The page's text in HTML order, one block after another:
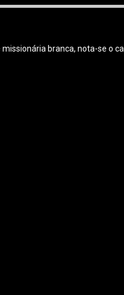
branca, nota-se o